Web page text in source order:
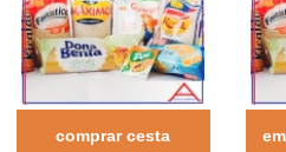
comprar cesta